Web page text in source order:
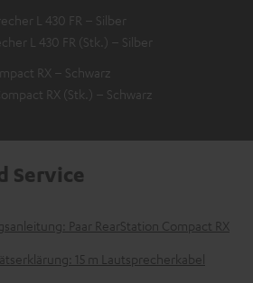
L 430 FR – Silber
L 430 FR (Stk.) – Silber
RX – Schwarz
RX (Stk.) – Schwarz
Service
Paar RearStation Compact RX
15 m Lautsprecherkabel